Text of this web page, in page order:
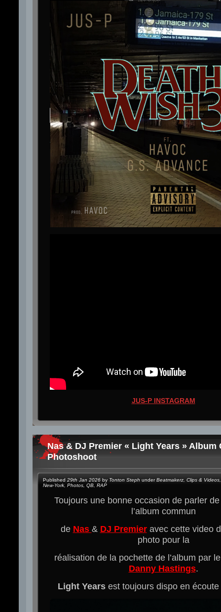
JUS-P INSTAGRAM
Nas & DJ Premier « Light Years » Album
Photoshoot
Published 29th Jan 2026 by Tonton Steph underBeatmakerz Clips & Videos
New-York Photos QB RAP
Toujours une bonne occasion de parler
l’album commun
de Nas & DJ Premieravec cette video
photo pour la
réalisation de la pochette de l’album par
Danny Hastings.
Light Years est toujours dispo en